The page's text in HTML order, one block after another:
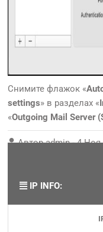
Снимите флажок «
settings» в разделах «
«Outgoing Mail Server
Авторadmin-4 Ноя
IP INFO: